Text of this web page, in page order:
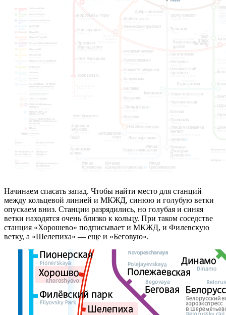
Начинаем спасать запад. Чтобы найти место для станций
между кольцевой линией и МКЖД, синюю и голубую ветки
опускаем вниз. Станции разрядились, но голубая и синяя
ветки находятся очень близко к кольцу. При таком соседстве
станция «Хорошево» подписывает и МКЖД, и Филевскую
ветку, а «Шелепиха» — еще и «Беговую».